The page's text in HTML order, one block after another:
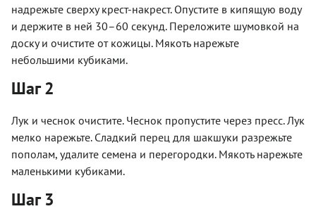
надрежьте сверху крест-накрест. Опустите в кипящую воду
и держите в ней 30–60 секунд. Переложите шумовкой на
доску и очистите от кожицы. Мякоть нарежьте
небольшими кубиками.
Шаг 2
Лук и чеснок очистите. Чеснок пропустите через пресс. Лук
мелко нарежьте. Сладкий перец для шакшуки разрежьте
пополам, удалите семена и перегородки. Мякоть нарежьте
маленькими кубиками.
Шаг 3